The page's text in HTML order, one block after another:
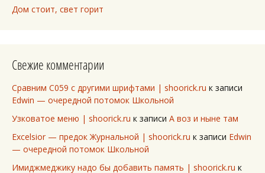
Дом стоит, свет горит
Свежие комментарии
Сравним C059 с другими шрифтами | shoorick.ru к записи
Edwin — очередной потомок Школьной
Узковатое меню | shoorick.ru к записи А воз и ныне там
Excelsior — предок Журнальной | shoorick.ru к записи Edwin
— очередной потомок Школьной
Имиджмеджику надо бы добавить память | shoorick.ru к